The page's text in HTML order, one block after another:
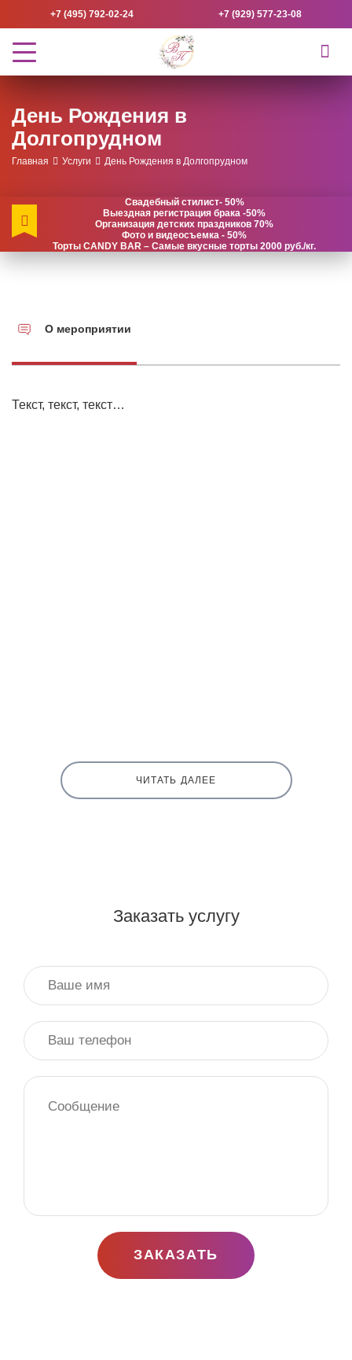
+7 (495) 792-02-24 +7 (929) 577-23-08
День Рождения в
Долгопрудном
Главная Услуги День Рождения в Долгопрудном
Свадебный стилист- 50%
Выездная регистрация брака -50%
Организация детских праздников 70%
Фото и видеосъемка - 50%
Торты CANDY BAR – Самые вкусные торты 2000 руб./кг.
О мероприятии
Текст, текст, текст…
ЧИТАТЬ ДАЛЕЕ
Заказать услугу
ЗАКАЗАТЬ